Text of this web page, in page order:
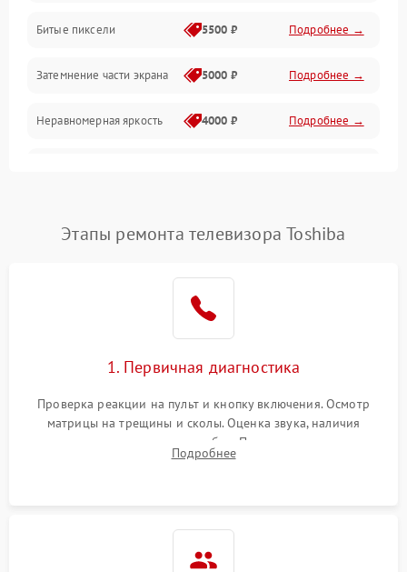
Механические повреждения
Программное обеспечение
Сеть и подключения
Битые пиксели 5500 ₽ Подробнее →
Затемнение части экрана 5000 ₽ Подробнее →
Неравномерная яркость 4000 ₽ Подробнее →
Этапы ремонта телевизора Toshiba
1. Первичная диагностика
Проверка реакции на пульт и кнопку включения. Осмотр
матрицы на трещины и сколы. Оценка звука, наличия
подсветки и индикаторов ошибок. Подключение тестовых
источников сигнала для выявления симптомов поломки.
Подробнее